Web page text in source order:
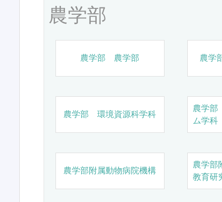
農学部
農学部 農学部 農学
農学部 環境資源科学科
農学
ム学科
農学部附属動物病院機構
農学部
教育研